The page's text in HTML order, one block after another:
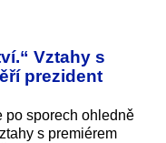
Vztahy s
prezident
po sporech ohledně
s premiérem